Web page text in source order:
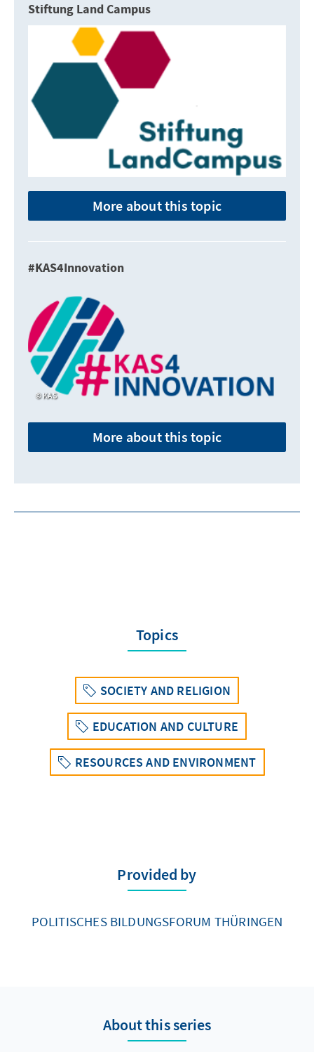
Stiftung Land Campus
More about this topic
#KAS4Innovation
KAS
More about this topic
Topics
SOCIETY AND RELIGION
EDUCATION AND CULTURE
RESOURCES AND ENVIRONMENT
Provided by
POLITISCHES BILDUNGSFORUM THÜRINGEN
About this series